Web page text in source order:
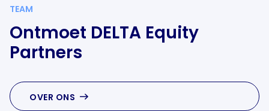
TEAM
Ontmoet DELTA Equity
Partners
OVER ONS